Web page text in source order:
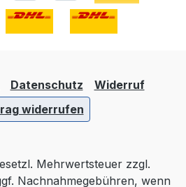
Datenschutz
Widerruf
widerrufen
Mehrwertsteuer zzgl.
Nachnahmegebühren, wenn